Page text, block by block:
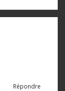
Répondre